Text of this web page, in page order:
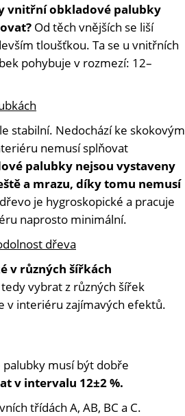
vnitřní obkladové palubky
Od těch vnějších se liší
tloušťkou. Ta se u vnitřních
pohybuje v rozmezí: 12–
stabilní. Nedochází ke skokovým
nemusí splňovat
palubky nejsou vystaveny
a mrazu, díky tomu nemusí
je hygroskopické a pracuje
naprosto minimální.
dřeva
v různých šířkách
vybrat z různých šířek
v interiéru zajímavých efektů.
palubky musí být dobře
v intervalu 12±2 %.
třídách A, AB, BC a C.